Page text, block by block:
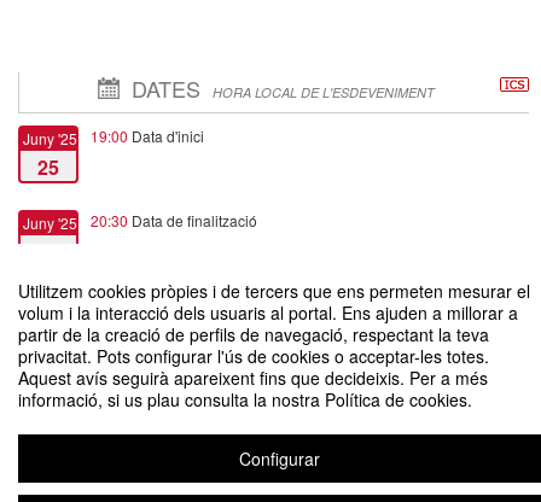
Utilitzem cookies pròpies i de tercers que ens permeten mesurar el
volum i la interacció dels usuaris al portal. Ens ajuden a millorar a
partir de la creació de perfils de navegació, respectant la teva
privacitat. Pots configurar l'ús de cookies o acceptar-les totes.
Aquest avís seguirà apareixent fins que decideixis. Per a més
informació, si us plau consulta la nostra Política de cookies.
Configurar
DATES HORA LOCAL DE L'ESDEVENIMENT
Juny '25
25
19:00 Data d'inici
Juny '25 20:30 Data de finalització
Acte de graduació màsters i doctorat Departament de Comunicació 2025
Avís legal|Contacte Plataforma d'organització d'esdeveniments Symposium